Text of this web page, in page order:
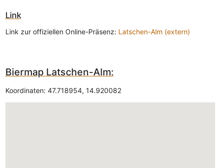
Link
Link zur offiziellen Online-Präsenz: Latschen-Alm (extern)
Biermap Latschen-Alm:
Koordinaten: 47.718954, 14.920082